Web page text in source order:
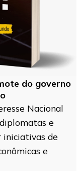
do governo
Nacional
e
iniciativas de
e